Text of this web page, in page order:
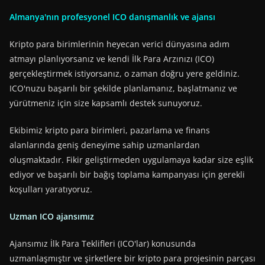
Almanya'nın profesyonel ICO danışmanlık ve ajansı
Kripto para birimlerinin heyecan verici dünyasına adım
atmayı planlıyorsanız ve kendi İlk Para Arzınızı (ICO)
gerçekleştirmek istiyorsanız, o zaman doğru yere geldiniz.
ICO'nuzu başarılı bir şekilde planlamanız, başlatmanız ve
yürütmeniz için size kapsamlı destek sunuyoruz.
Ekibimiz kripto para birimleri, pazarlama ve finans
alanlarında geniş deneyime sahip uzmanlardan
oluşmaktadır. Fikir geliştirmeden uygulamaya kadar size eşlik
ediyor ve başarılı bir bağış toplama kampanyası için gerekli
koşulları yaratıyoruz.
Uzman ICO ajansımız
Ajansımız İlk Para Teklifleri (ICO'lar) konusunda
uzmanlaşmıştır ve şirketlere bir kripto para projesinin parçası